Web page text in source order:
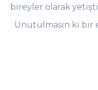
bireyler olarak
Unutulmasın ki bir